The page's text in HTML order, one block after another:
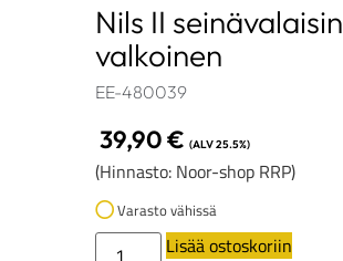
Nils II seinävalaisin
valkoinen
EE-480039
39,90€ (ALV 25.5%)
(Hinnasto: Noor-shop RRP)
Varasto vähissä
Lisää ostoskoriin